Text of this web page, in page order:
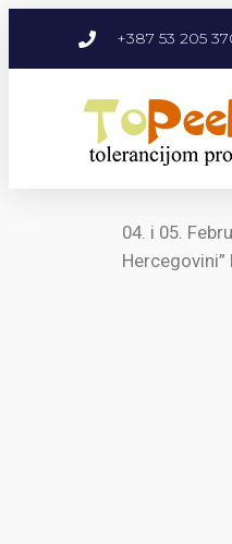
+387 53 205
04. i 05.
Hercegovini”